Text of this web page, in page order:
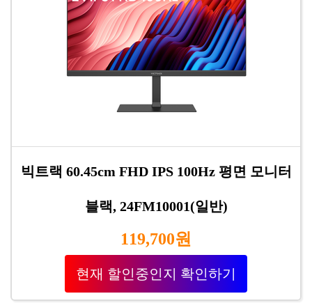
빅트랙 60.45cm FHD IPS 100Hz 평면 모니터
블랙, 24FM10001(일반)
119,700원
현재 할인중인지 확인하기